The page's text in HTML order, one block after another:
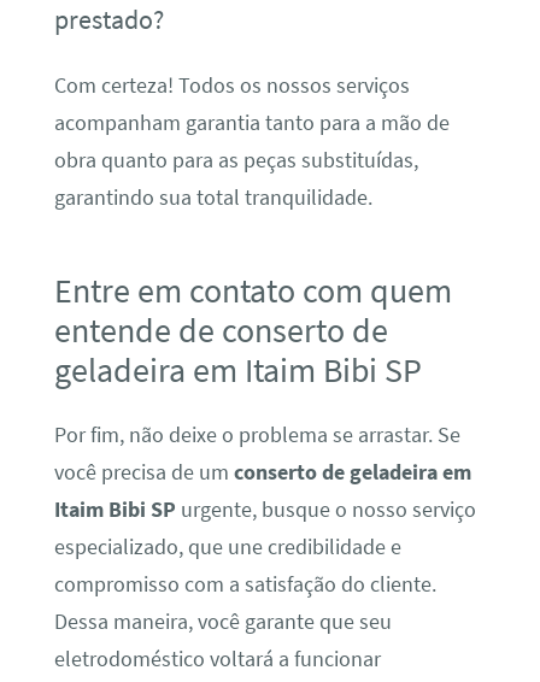
prestado?
Com certeza! Todos os nossos serviços
acompanham garantia tanto para a mão de
obra quanto para as peças substituídas,
garantindo sua total tranquilidade.
Entre em contato com quem
entende de conserto de
geladeira em Itaim Bibi SP
Por fim, não deixe o problema se arrastar. Se
você precisa de um conserto de geladeira em
Itaim Bibi SP urgente, busque o nosso serviço
especializado, que une credibilidade e
compromisso com a satisfação do cliente.
Dessa maneira, você garante que seu
eletrodoméstico voltará a funcionar